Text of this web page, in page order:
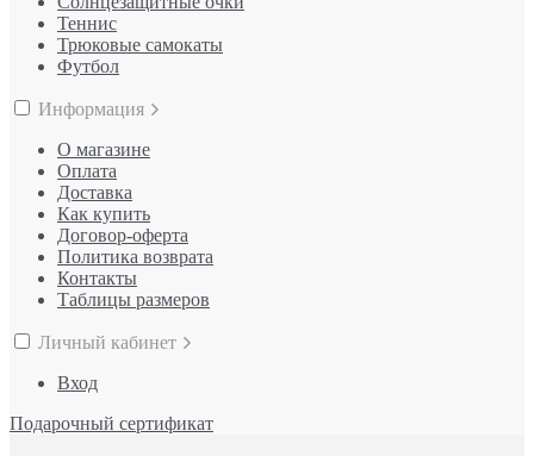
Теннис
Трюковые самокаты
Футбол
Информация
О магазине
Оплата
Доставка
Как купить
Договор-оферта
Политика возврата
Контакты
Таблицы размеров
Личный кабинет
Вход
Подарочный сертификат